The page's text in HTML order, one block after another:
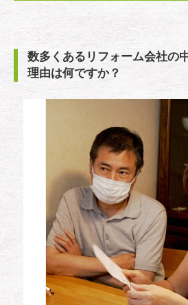
数多くあるリフォーム会社の
理由は何ですか？